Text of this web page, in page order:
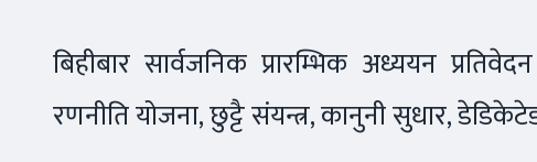
बिहीबार सार्वजनिक प्रारम्भिक अध्ययन
रणनीति योजना, छुट्टै संयन्त्र, कानुनी सुधार,